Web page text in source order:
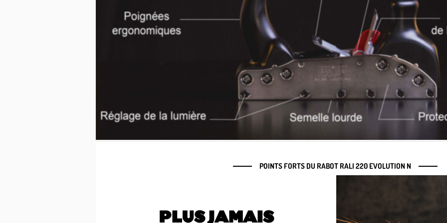
POINTS FORTS DU RABOT RALI 220 EVOLUTION N
PLUS JAMAIS